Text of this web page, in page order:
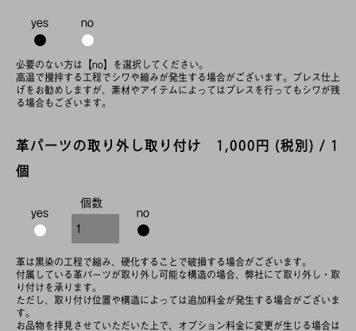
yes no
必要のない方は【no】を選択してください。
高温で攪拌する工程でシワや縮みが発生する場合がございます。プレス仕上
げをお勧めしますが、素材やアイテムによってはプレスを行ってもシワが残
る場合もございます。
革パーツの取り外し取り付け 1,000円 (税別) / 1
個
yes
個数
no
革は黒染の工程で縮み、硬化することで破損する場合がございます。
付属している革パーツが取り外し可能な構造の場合、弊社にて取り外し・取
り付けを承ります。
ただし、取り付け位置や構造によっては追加料金が発生する場合がございま
す。
お品物を拝見させていただいた上で、オプション料金に変更が生じる場合は